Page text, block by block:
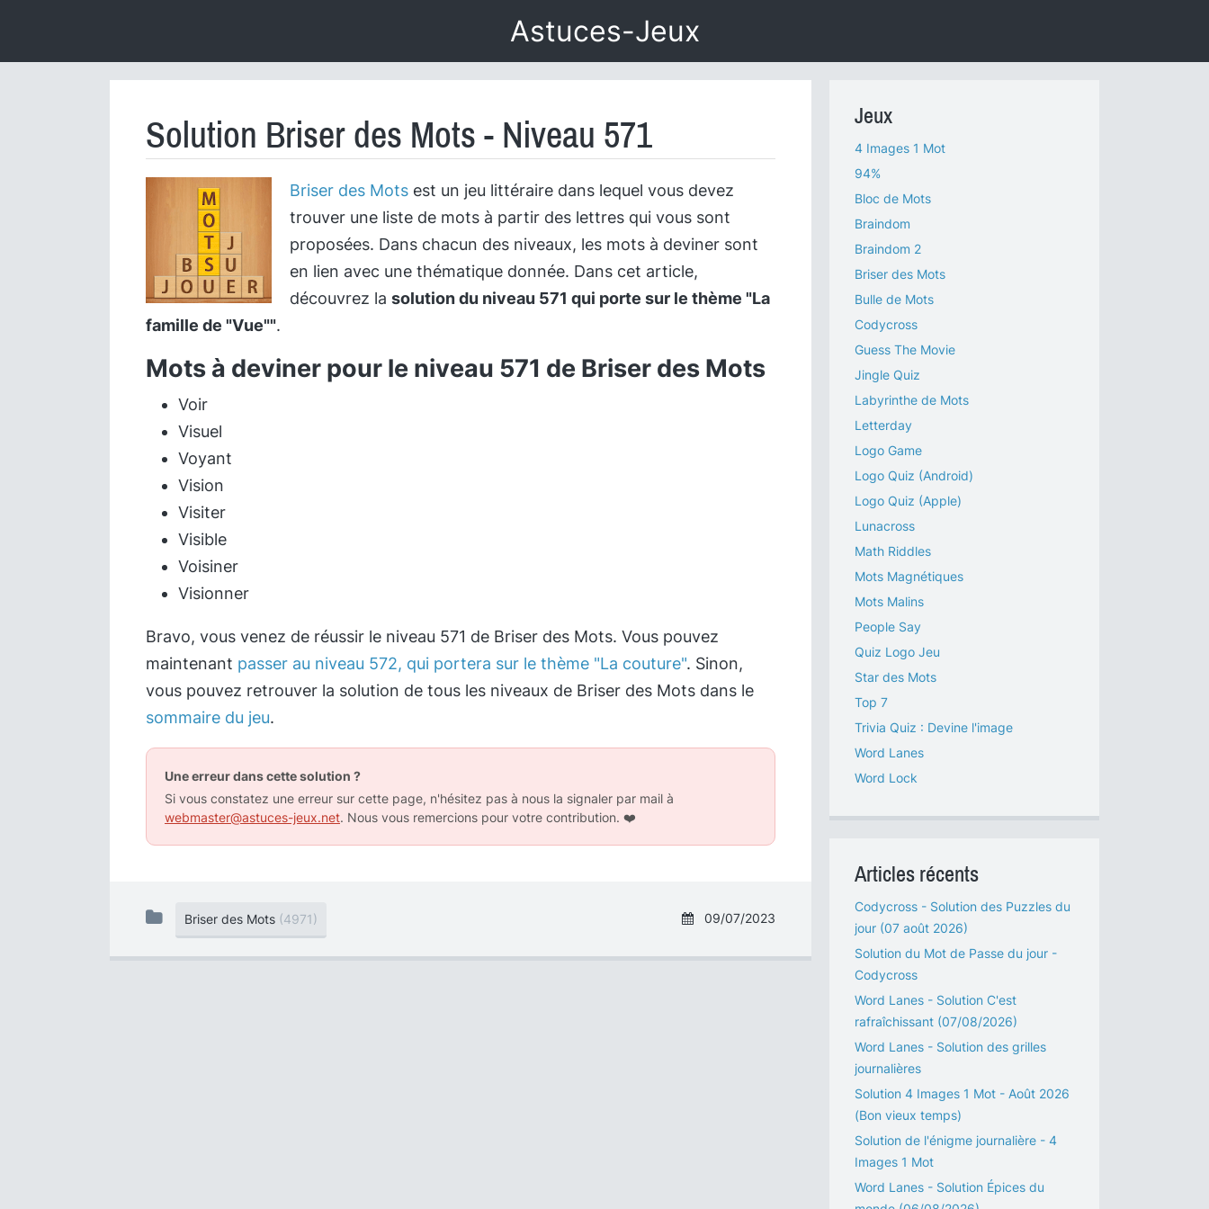
Astuces-Jeux
Solution Briser des Mots - Niveau 571
Briser des Mots est un jeu littéraire dans lequel vous devez
trouver une liste de mots à partir des lettres qui vous sont
proposées. Dans chacun des niveaux, les mots à deviner sont
en lien avec une thématique donnée. Dans cet article,
découvrez la solution du niveau 571 qui porte sur le thème "La
famille de "Vue"".
Mots à deviner pour le niveau 571 de Briser des Mots
Voir
Visuel
Voyant
Vision
Visiter
Visible
Voisiner
Visionner
Bravo, vous venez de réussir le niveau 571 de Briser des Mots. Vous pouvez
maintenant passer au niveau 572, qui portera sur le thème "La couture". Sinon,
vous pouvez retrouver la solution de tous les niveaux de Briser des Mots dans le
sommaire du jeu.
Une erreur dans cette solution ?
Si vous constatez une erreur sur cette page, n'hésitez pas à nous la signaler par mail à
webmaster@astuces-jeux.net. Nous vous remercions pour votre contribution. ❤️
09/07/2023
Briser des Mots (4971)
Jeux
4 Images 1 Mot
94%
Bloc de Mots
Braindom
Braindom 2
Briser des Mots
Bulle de Mots
Codycross
Guess The Movie
Jingle Quiz
Labyrinthe de Mots
Letterday
Logo Game
Logo Quiz (Android)
Logo Quiz (Apple)
Lunacross
Math Riddles
Mots Magnétiques
Mots Malins
People Say
Quiz Logo Jeu
Star des Mots
Top 7
Trivia Quiz : Devine l'image
Word Lanes
Word Lock
Articles récents
Codycross - Solution des Puzzles du
jour (07 août 2026)
Solution du Mot de Passe du jour -
Codycross
Word Lanes - Solution C'est
rafraîchissant (07/08/2026)
Word Lanes - Solution des grilles
journalières
Solution 4 Images 1 Mot - Août 2026
(Bon vieux temps)
Solution de l'énigme journalière - 4
Images 1 Mot
Word Lanes - Solution Épices du